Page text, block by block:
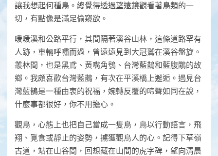
讓我想起何種鳥。總覺得透過望遠鏡觀看著鳥類的一
切，有點像是滿足偷窺欲。
暖暖溪和公路平行，其間隔著溪谷山林，這條道路罕有
人跡，車輛呼嘯而過，曾遠遠見到大冠鷲在溪谷盤旋。
叢林間，也是黑鳶、黃嘴角鴞、台灣藍鵲和藍腹鷴的故
鄉。我頗喜歡台灣藍鵲，有次在平溪橋上邂逅。遇見台
灣藍鵲是一種由衷的祝福，婉轉反覆的啼聲如同在說，
什麼事都很好，你不用擔心。
觀鳥，心態上也把自己當成一隻鳥，鳥以行動語言，飛
翔、覓食或靜止的姿勢，擄獲觀鳥人的心。記得下草嶺
古道，站在山谷間，回想藏在山間的虎字碑，望向清晨